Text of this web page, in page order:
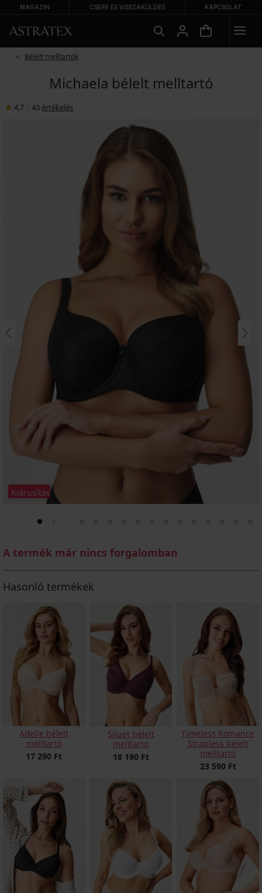
MAGAZIN CSERE ÉS VISSZAKÜLDÉS KAPCSOLAT
Bélelt melltartók
Michaela bélelt melltartó
4,7 43 értékelés
Kiárusítás
A termék már nincs forgalomban
Hasonló termékek
Adelle bélelt
melltartó
17 290 Ft
Siluet bélelt
melltartó
18 190 Ft
Timeless Romance
Strapless bélelt
melltartó
23 590 Ft